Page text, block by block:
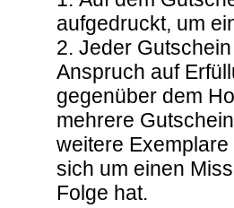
aufgedruckt, um
2. Jeder
Anspruch auf
gegenüber dem
mehrere
weitere
sich um einen
Folge hat.